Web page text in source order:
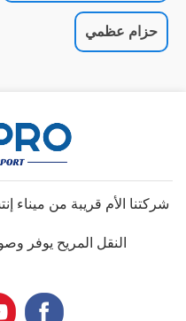
حزام عظمي
شركتنا الأم قريبة من
النقل المريح يوفر